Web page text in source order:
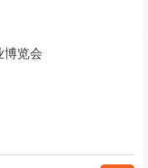
博览会